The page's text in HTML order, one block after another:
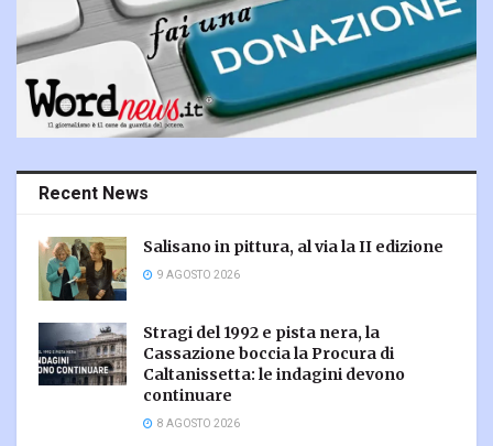
Recent News
Salisano in pittura, al via la II edizione
9 AGOSTO 2026
Stragi del 1992 e pista nera, la
Cassazione boccia la Procura di
Caltanissetta: le indagini devono
continuare
8 AGOSTO 2026